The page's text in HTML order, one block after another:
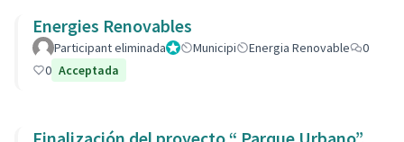
Energies Renovables
Participant eliminadaAdministrador
Municipi Energia Renovable
0
0 Acceptada